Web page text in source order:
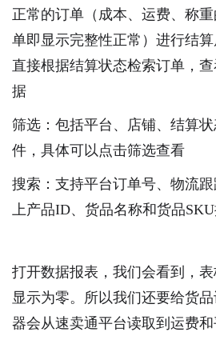
正常的订单（成本、运费、称
单即显示完整性正常）进行结
直接根据结算状态检索订单，
据
筛选：包括平台、店铺、结算
件，具体可以点击筛选查看
搜索：支持平台订单号、物流
上产品ID、货品名称和货品
打开数据报表，我们会看到，
显示为零。所以我们还要给货
器会从速卖通平台读取到运费